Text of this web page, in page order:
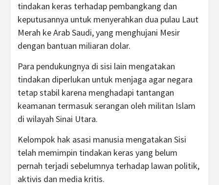
tindakan keras terhadap pembangkang dan
keputusannya untuk menyerahkan dua pulau Laut
Merah ke Arab Saudi, yang menghujani Mesir
dengan bantuan miliaran dolar.
Para pendukungnya di sisi lain mengatakan
tindakan diperlukan untuk menjaga agar negara
tetap stabil karena menghadapi tantangan
keamanan termasuk serangan oleh militan Islam
di wilayah Sinai Utara.
Kelompok hak asasi manusia mengatakan Sisi
telah memimpin tindakan keras yang belum
pernah terjadi sebelumnya terhadap lawan politik,
aktivis dan media kritis.